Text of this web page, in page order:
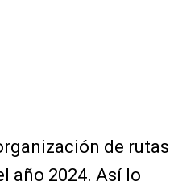
de rutas
año 2024. Así lo